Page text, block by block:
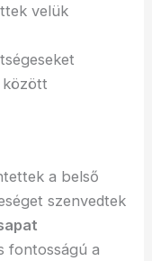
velük
között
a belső
szenvedtek
fontosságú a